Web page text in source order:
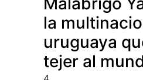
la
uruguaya
tejer al